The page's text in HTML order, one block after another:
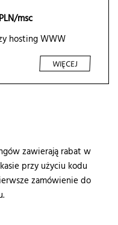
msc
hosting WWW
WIĘCEJ
zawierają rabat w
przy użyciu kodu
zamówienie do